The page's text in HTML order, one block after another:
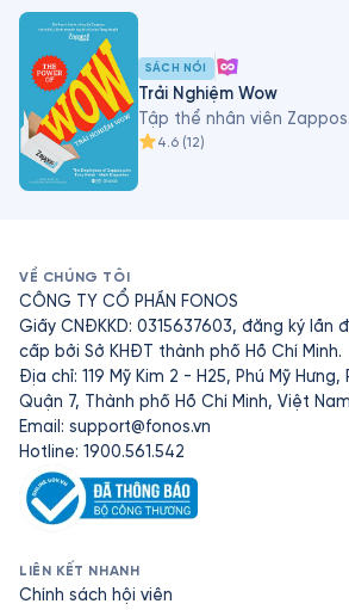
SÁCH NÓI
Trải Nghiệm Wow
4.6 (12)
VỀ CHÚNG TÔI
CÔNG TY CỔ PHẦN FONOS
Giấy CNĐKKD: 0315637603, đăng ký lần
cấp bởi Sở KHĐT thành phố Hồ Chí Minh.
Địa chỉ: 119 Mỹ Kim 2 - H25, Phú Mỹ
Quận 7, Thành phố Hồ Chí Minh, Việt
Email: support@fonos.vn
Hotline: 1900.561.542
LIÊN KẾT NHANH
Chính sách hội viên